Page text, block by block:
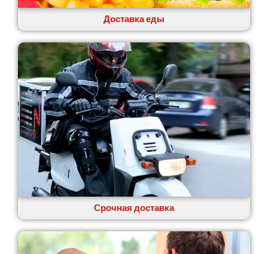
Николаев
Никополь
Новоалександровка
Новомосковск
Новоселки
Нововолынск
Обухов
Обуховка
Одесса
Острог
Павлоград
Переяслав
Первомайск
Песочин
Петриков
Петропавловская Борщаговка
Подгородное
Погребы
Доставка еды
Срочная доставка